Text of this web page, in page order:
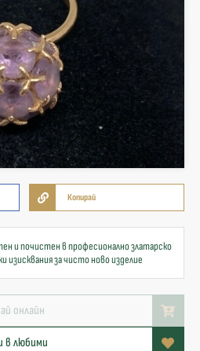
Копирай
и почистен в професионално златарско
изисквания за чисто ново изделие
онлайн
в любими